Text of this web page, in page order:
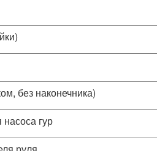
без наконечника)
гур